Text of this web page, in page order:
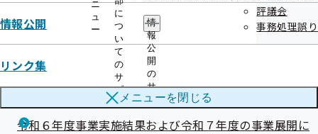
ニ
ュ
ー
に
つ
い
て
の
サ
ブ
メ
ュ
情報公開
情
報
公
開
の
サ
ブ
メ
ニ
評議会
事務処理誤り
リンク集
メニューを閉じる
ついて 資料1-5
令和６年度全国健康保険協会の決算見込み（医療分）に
ついて 資料1-6
令和６年度事業実施結果および令和７年度の事業展開に
令和６年度事業実施結果および令和７年度の事業展開に